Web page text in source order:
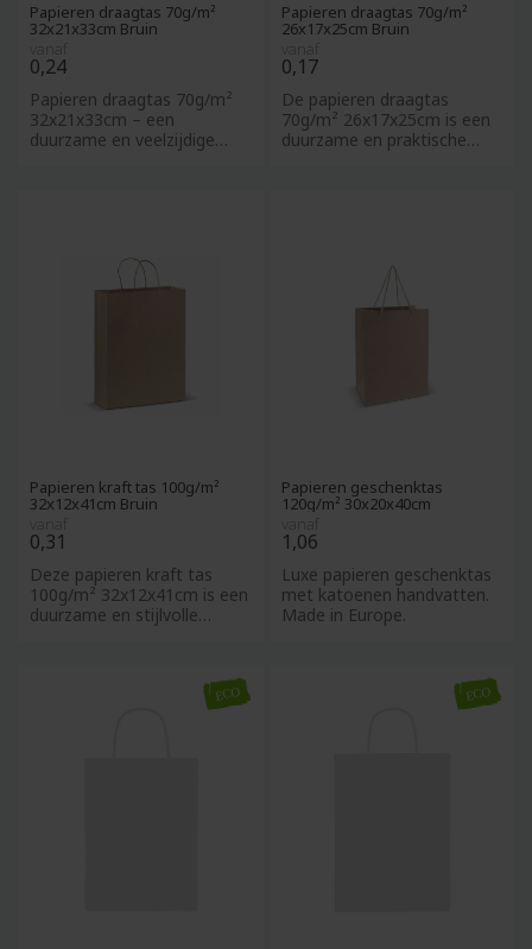
Papieren draagtas 70g/m²
32x21x33cm Bruin
0,24
Papieren draagtas 70g/m²
32x21x33cm – een
duurzame en veelzijdige
Papieren draagtas 70g/m²
26x17x25cm Bruin
0,17
De papieren draagtas
70g/m² 26x17x25cm is een
duurzame en praktische
Papieren kraft tas 100g/m²
32x12x41cm Bruin
0,31
Deze papieren kraft tas
100g/m² 32x12x41cm is een
duurzame en stijlvolle
Papieren geschenktas
120g/m² 30x20x40cm
1,06
Luxe papieren geschenktas
met katoenen handvatten.
Made in Europe.